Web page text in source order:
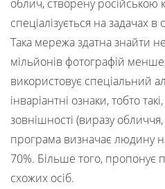
облич, створену російською
спеціалізується на задачах
Така мережа здатна знайти
мільйонів фотографій
використовує спеціальний
інваріантні ознаки, тобто
зовнішності (виразу обличчя,
програма визначає людину
70%. Більше того, пропонує
схожих осіб.